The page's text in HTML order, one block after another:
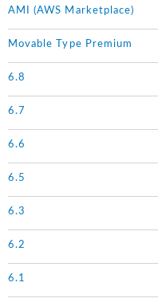
AMI (AWS Marketplace)
Movable Type Premium
6.8
6.7
6.6
6.5
6.3
6.2
6.1